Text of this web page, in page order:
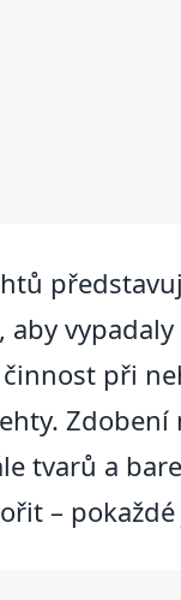
aby
při
Zdobení
tvarů a
–